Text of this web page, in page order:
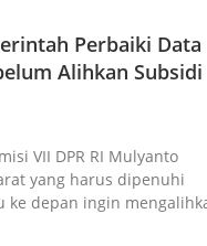
Perbaiki Data
Alihkan Subsidi
VII DPR RI Mulyanto
yang harus dipenuhi
ke depan ingin